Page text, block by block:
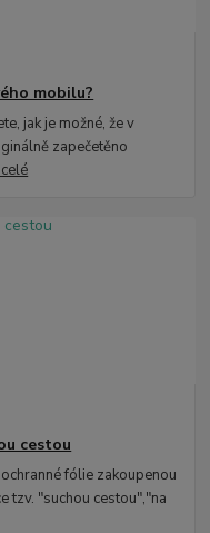
mobilu?
jak je možné, že v
zapečetěno
cestou
fólie zakoupenou
tzv. "suchou cestou","na